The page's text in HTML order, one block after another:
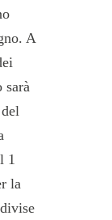
A
sarà
1
la